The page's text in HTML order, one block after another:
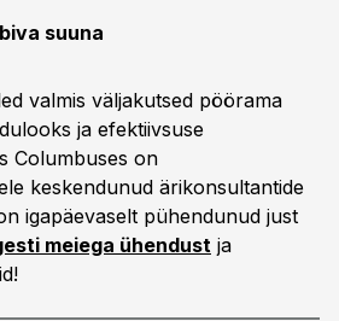
suuna
valmis väljakutsed pöörama
ja efektiivsuse
Columbuses on
keskendunud ärikonsultantide
igapäevaselt pühendunud just
meiega ühendust ja